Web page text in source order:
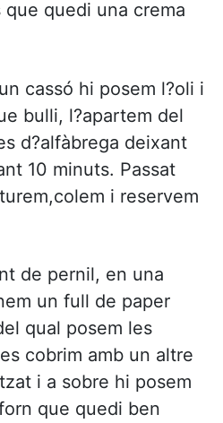
quedi una crema
cassó hi posem l?oli i
bulli, l?apartem del
d?alfàbrega deixant
10 minuts. Passat
i reservem
de pernil, en una
un full de paper
qual posem les
cobrim amb un altre
i a sobre hi posem
que quedi ben